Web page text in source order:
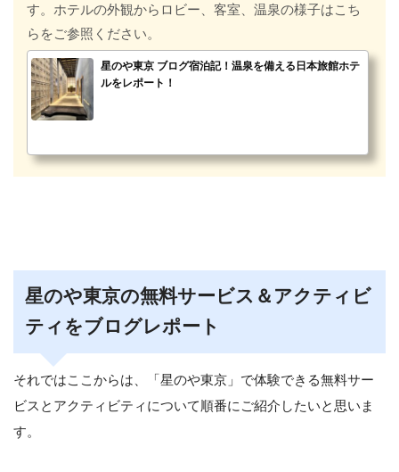
す。ホテルの外観からロビー、客室、温泉の様子はこち
らをご参照ください。
星のや東京 ブログ宿泊記！温泉を備える日本旅館ホテ
ルをレポート！
星のや東京の無料サービス＆アクティビ
ティをブログレポート
それではここからは、「星のや東京」で体験できる無料サー
ビスとアクティビティについて順番にご紹介したいと思いま
す。